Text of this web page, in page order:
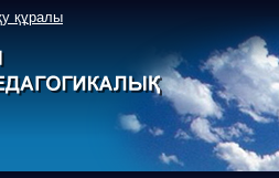
құралы